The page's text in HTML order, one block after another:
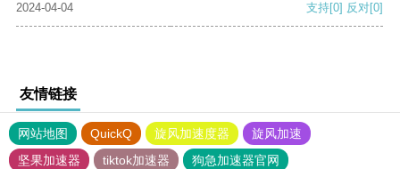
2024-04-04 支持[0] 反对[0]
友情链接
网站地图 QuickQ 旋风加速度器
旋风加速
坚果加速器
tiktok加速器
狗急加速器官网